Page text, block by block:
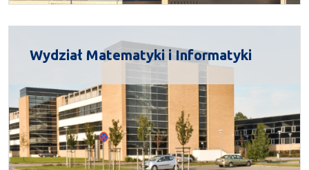
Wydział Matematyki i Informatyki